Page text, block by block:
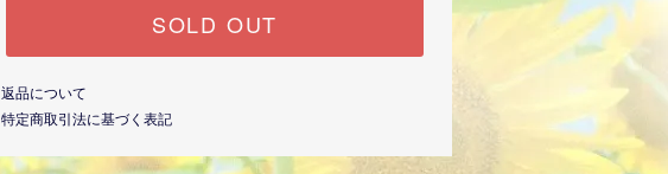
SOLD OUT
返品について
特定商取引法に基づく表記